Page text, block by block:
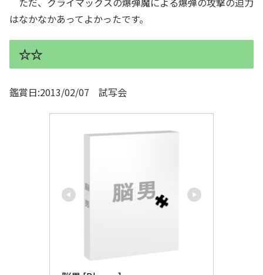
はなかなかあってよかったです。
☆☆
鑑賞日:2013/02/07 試写会